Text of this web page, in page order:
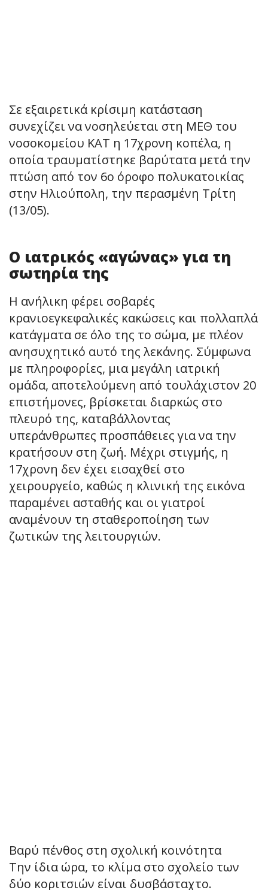
Σε εξαιρετικά κρίσιμη κατάσταση
συνεχίζει να νοσηλεύεται στη ΜΕΘ του
νοσοκομείου ΚΑΤ η 17χρονη κοπέλα, η
οποία τραυματίστηκε βαρύτατα μετά την
πτώση από τον 6ο όροφο πολυκατοικίας
στην Ηλιούπολη, την περασμένη Τρίτη
(13/05).
Ο ιατρικός «αγώνας» για τη
σωτηρία της
Η ανήλικη φέρει σοβαρές
κρανιοεγκεφαλικές κακώσεις και πολλαπλά
κατάγματα σε όλο της το σώμα, με πλέον
ανησυχητικό αυτό της λεκάνης. Σύμφωνα
με πληροφορίες, μια μεγάλη ιατρική
ομάδα, αποτελούμενη από τουλάχιστον 20
επιστήμονες, βρίσκεται διαρκώς στο
πλευρό της, καταβάλλοντας
υπεράνθρωπες προσπάθειες για να την
κρατήσουν στη ζωή. Μέχρι στιγμής, η
17χρονη δεν έχει εισαχθεί στο
χειρουργείο, καθώς η κλινική της εικόνα
παραμένει ασταθής και οι γιατροί
αναμένουν τη σταθεροποίηση των
ζωτικών της λειτουργιών.
Βαρύ πένθος στη σχολική κοινότητα
Την ίδια ώρα, το κλίμα στο σχολείο των
δύο κοριτσιών είναι δυσβάσταχτο.